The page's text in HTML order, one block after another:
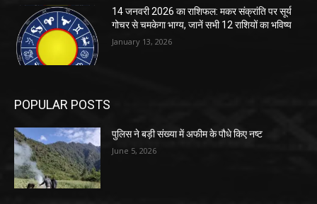
14 जनवरी 2026 का राशिफल: मकर संक्रांति पर सूर्य
गोचर से चमकेगा भाग्य, जानें सभी 12 राशियों का भविष्य
January 13, 2026
POPULAR POSTS
पुलिस ने बड़ी संख्या में अफीम के पौधे किए नष्ट
June 5, 2026